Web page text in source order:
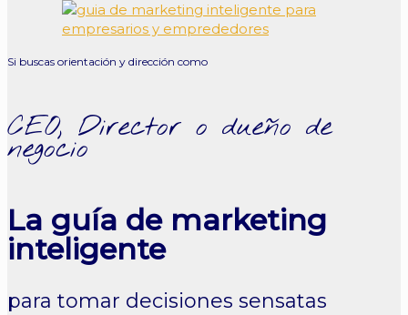
Si buscas orientación y dirección como
CEO, Director o dueño de
negocio
La guía de marketing
inteligente
para tomar decisiones sensatas